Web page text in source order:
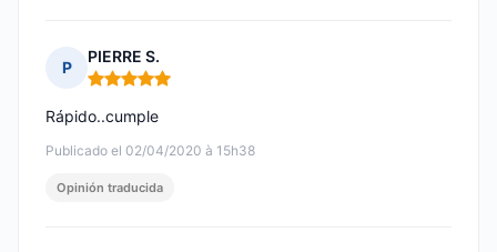
P
PIERRE S.
Nota: 5 de 5
Publicado el 02/04/2020 à 15h38
Rápido..cumple
Opinión traducida